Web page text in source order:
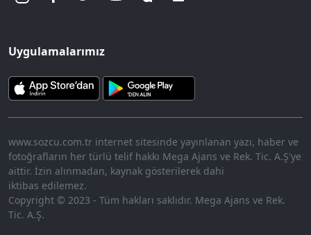
Uygulamalarımız
www.sozcu.com.tr internet sitesinde yayınlanan yazı, haber ve
fotoğrafların her türlü telif hakkı Mega Ajans ve Rek. Tic. A.Ş'ye
aittir. İzin alınmadan, kaynak gösterilerek dahi
iktibas edilemez.
Copyright © 2023 - Tüm hakları saklıdır. Mega Ajans ve Rek.
Tic. A.Ş.